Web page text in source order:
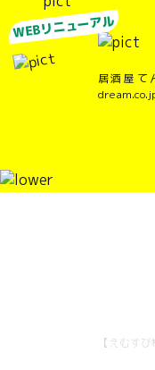
居酒屋
WEBリニューアル
【えむすび